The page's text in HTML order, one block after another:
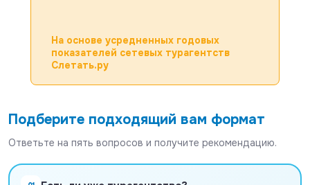
На основе усредненных годовых
показателей сетевых турагентств
Слетать.ру
Подберите подходящий вам формат
Ответьте на пять вопросов и получите рекомендацию.